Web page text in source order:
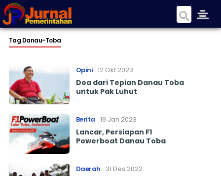
Tag Danau-Toba
Opini 12 Okt 2023
Doa dari Tepian Danau Toba
untuk Pak Luhut
Berita 19 Jan 2023
Lancar, Persiapan F1
Powerboat Danau Toba
Daerah 31 Des 2022